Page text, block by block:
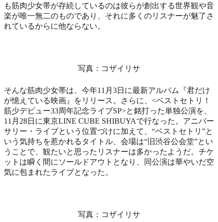
も筋肉少女帯が存続しているのは彼らが創出する世界観や音
楽が唯一無二のものであり、それに多くのリスナーが魅了さ
れているからに他ならない。
写真：コザイリサ
そんな筋肉少女帯は、今年11月3日に最新アルバム『君だけ
が憶えている映画』をリリース。さらに、<ベストセトリ！
筋少デビュー33周年記念ライブSP>と銘打った単独公演を、
11月28日に東京LINE CUBE SHIBUYAで行なった。アニバー
サリー・ライブという位置づけに加えて、“ベストセトリ”と
いう気持ちを惹かれるタイトル、会場は“旧渋谷公会堂”とい
うことで、観たいと思ったリスナーは多かったようだ。チケ
ットは瞬く間にソールドアウトとなり、同公演は華やいだ空
気に包まれたライブとなった。
写真：コザイリサ